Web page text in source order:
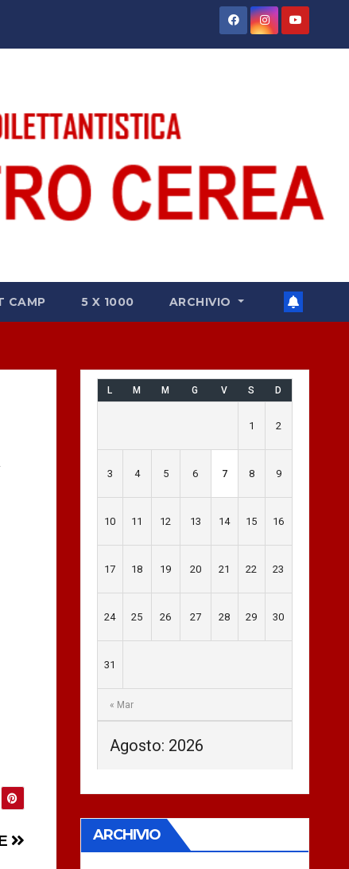
CAMP 5 X 1000 ARCHIVIO
Agosto: 2026
L M M G V S D
« Mar
1 2
3 4 5 6 7 8 9
10 11 12 13 14 15 16
17 18 19 20 21 22 23
24 25 26 27 28 29 30
31
ARCHIVIO